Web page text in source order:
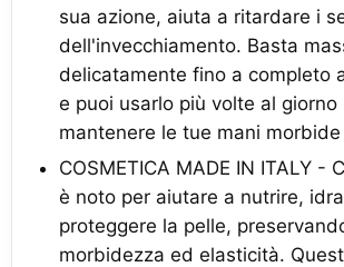
sua azione, aiuta a ritardare i
dell'invecchiamento. Basta
delicatamente fino a completo
e puoi usarlo più volte al giorno
mantenere le tue mani
COSMETICA MADE IN ITALY -
è noto per aiutare a nutrire,
proteggere la pelle,
morbidezza ed elasticità.